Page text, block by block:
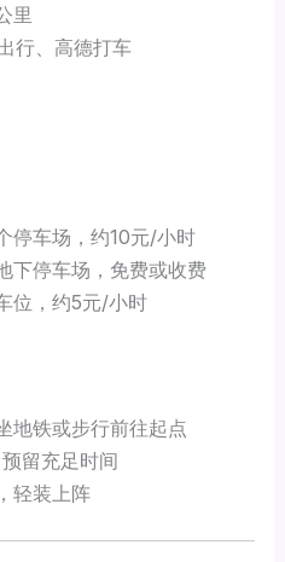
里
行、高德打车
停车场，约10元/小时
下停车场，免费或收费
位，约5元/小时
地铁或步行前往起点
留充足时间
轻装上阵